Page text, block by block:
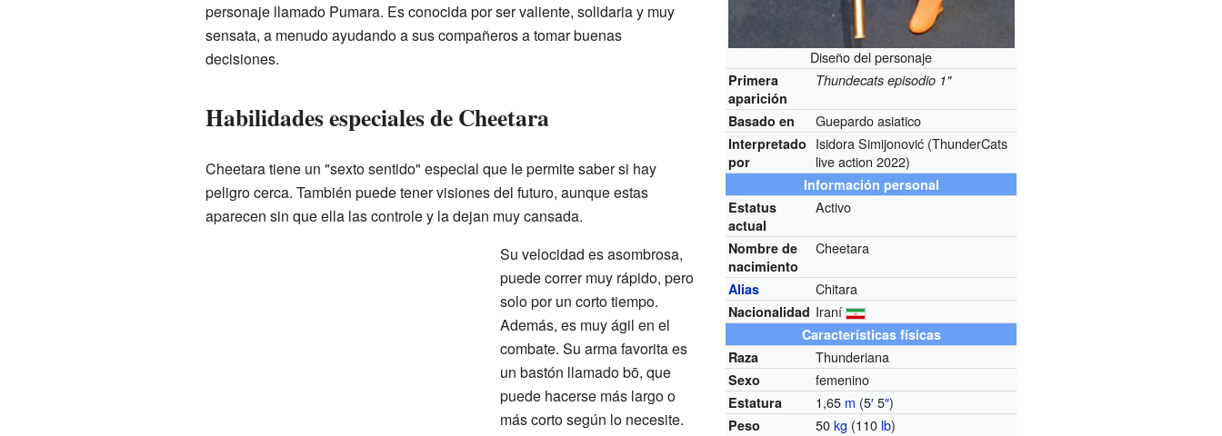
Diseño del personaje
Primera
aparición
Thundecats episodio 1"
Basado en Guepardo asiatico
Interpretado
por
Isidora Simijonović (ThunderCats
live action 2022)
Información personal
Estatus
actual
Activo
Nombre de
nacimiento
Cheetara
Alias Chitara
Nacionalidad Iraní
Características físicas
Raza
Thunderiana
Sexo femenino
Estatura 1,65 m (5′5″)
Peso 50kg (110 lb)
personaje llamado Pumara. Es conocida por ser valiente, solidaria y muy
sensata, a menudo ayudando a sus compañeros a tomar buenas
decisiones.
Habilidades especiales de Cheetara
Cheetara tiene un "sexto sentido" especial que le permite saber si hay
peligro cerca. También puede tener visiones del futuro, aunque estas
aparecen sin que ella las controle y la dejan muy cansada.
Su velocidad es asombrosa,
puede correr muy rápido, pero
solo por un corto tiempo.
Además, es muy ágil en el
combate. Su arma favorita es
un bastón llamado bō, que
puede hacerse más largo o
más corto según lo necesite.